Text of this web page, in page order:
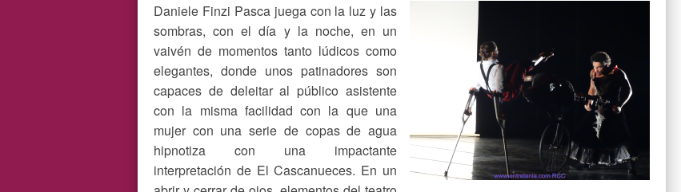
Daniele Finzi Pasca juega con la luz y las
sombras, con el día y la noche, en un
vaivén de momentos tanto lúdicos como
elegantes, donde unos patinadores son
capaces de deleitar al público asistente
con la misma facilidad con la que una
mujer con una serie de copas de agua
hipnotiza con una impactante
interpretación de El Cascanueces. En un